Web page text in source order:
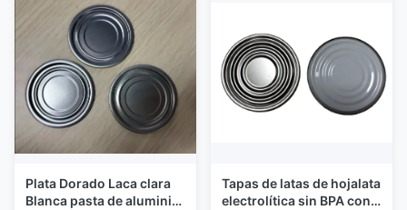
Plata Dorado Laca clara
Blanca pasta de aluminio
Tapas de latas de hojalata
electrolítica sin BPA con